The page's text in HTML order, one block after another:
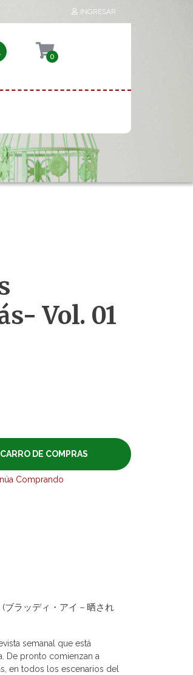
INGRESAR
0
Vol. 01
Comprando
ラッディ・アイ－晒され
semanal que está
De pronto comienzan a
en todos los escenarios del